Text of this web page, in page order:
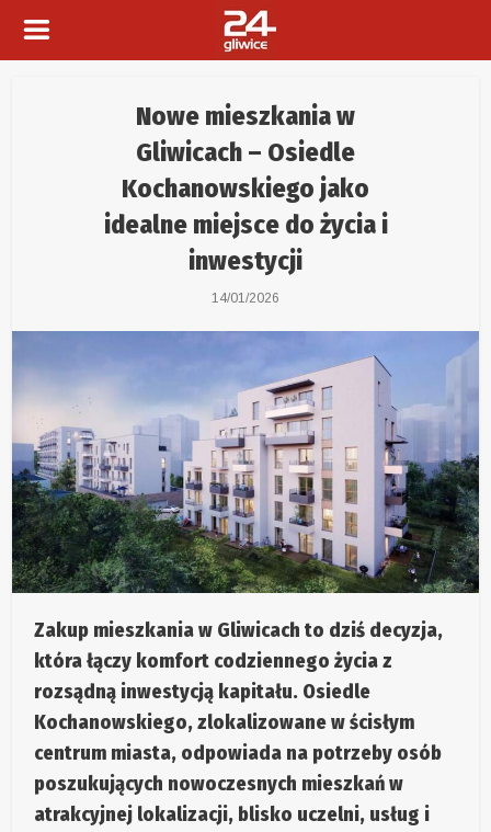
Nowe mieszkania w
Gliwicach – Osiedle
Kochanowskiego jako
idealne miejsce do życia i
inwestycji
14/01/2026
Zakup mieszkania w Gliwicach to dziś decyzja,
która łączy komfort codziennego życia z
rozsądną inwestycją kapitału. Osiedle
Kochanowskiego, zlokalizowane w ścisłym
centrum miasta, odpowiada na potrzeby osób
poszukujących nowoczesnych mieszkań w
atrakcyjnej lokalizacji, blisko uczelni, usług i